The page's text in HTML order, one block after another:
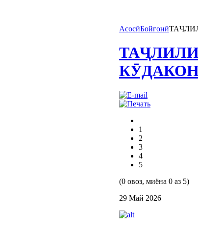
АсосӣБойгонӣ
1
2
3
4
5
(0 овоз, миёна 0 аз 5)
29 Май 2026